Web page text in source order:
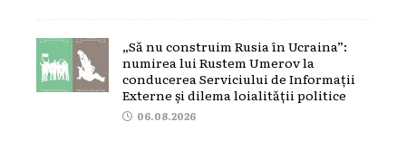
„Să nu construim Rusia în Ucraina”:
numirea lui Rustem Umerov la
conducerea Serviciului de Informații
Externe și dilema loialității politice
06.08.2026